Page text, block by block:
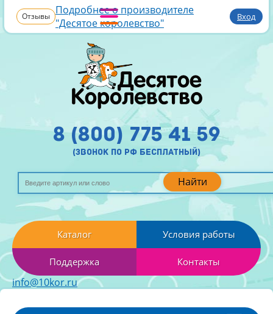
Отзывы Подробнее о производителе
"Десятое королевство"
Вход
Найти
8 (800) 775 41 59
(звонок по рф бесплатный)
Каталог Условия работы
Поддержка Контакты
info@10kor.ru